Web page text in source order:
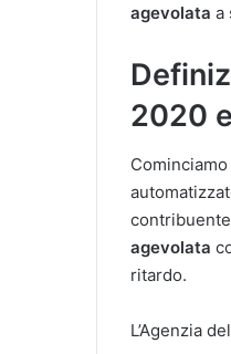
agevolata a
2020
agevolata
ritardo.
L’Agenzia